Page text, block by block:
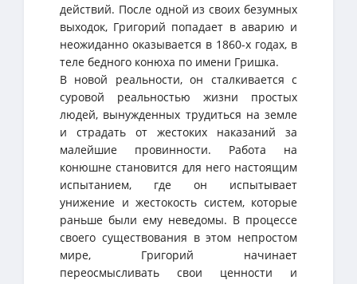
действий. После одной из своих безумных
выходок, Григорий попадает в аварию и
неожиданно оказывается в 1860-х годах, в
теле бедного конюха по имени Гришка.
В новой реальности, он сталкивается с
суровой реальностью жизни простых
людей, вынужденных трудиться на земле
и страдать от жестоких наказаний за
малейшие провинности. Работа на
конюшне становится для него настоящим
испытанием, где он испытывает
унижение и жестокость систем, которые
раньше были ему неведомы. В процессе
своего существования в этом непростом
мире, Григорий начинает
переосмысливать свои ценности и